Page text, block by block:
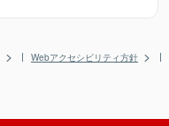
Webアクセシビリティ方針